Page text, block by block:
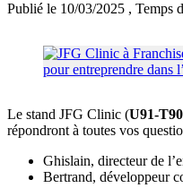
Publié le 10/03/2025 , Temps
Le stand JFG Clinic (U91-
répondront à toutes vos
Ghislain, directeur de
Bertrand, développeur